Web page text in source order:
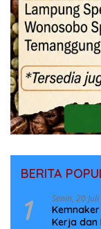
BERITA
1 Senin, 20
Kerja dan